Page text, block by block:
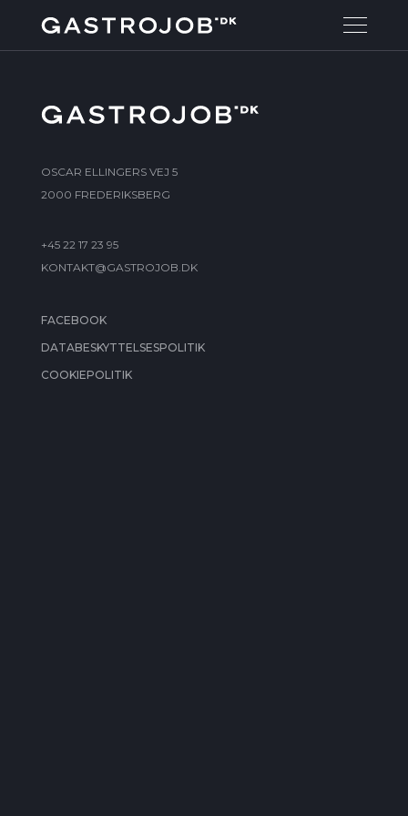
OSCAR ELLINGERS VEJ 5
2000 FREDERIKSBERG
+45 22 17 23 95
KONTAKT@GASTROJOB.DK
FACEBOOK
DATABESKYTTELSESPOLITIK
COOKIEPOLITIK